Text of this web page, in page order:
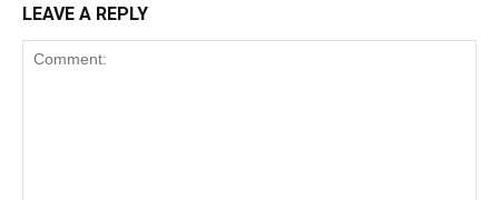
LEAVE A REPLY